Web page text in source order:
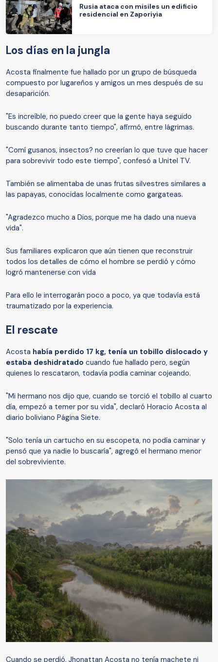
Rusia ataca con misiles un edificio
residencial en Zaporiyia
Los días en la jungla
Acosta finalmente fue hallado por un grupo de búsqueda
compuesto por lugareños y amigos un mes después de su
desaparición.
"Es increíble, no puedo creer que la gente haya seguido
buscando durante tanto tiempo", afirmó, entre lágrimas.
"Comí gusanos, insectos? no creerían lo que tuve que hacer
para sobrevivir todo este tiempo", confesó a Unitel TV.
También se alimentaba de unas frutas silvestres similares a
las papayas, conocidas localmente como gargateas.
"Agradezco mucho a Dios, porque me ha dado una nueva
vida".
Sus familiares explicaron que aún tienen que reconstruir
todos los detalles de cómo el hombre se perdió y cómo
logró mantenerse con vida
Para ello le interrogarán poco a poco, ya que todavía está
traumatizado por la experiencia.
El rescate
Acosta había perdido 17 kg, tenía un tobillo dislocado y
estaba deshidratado cuando fue hallado pero, según
quienes lo rescataron, todavía podía caminar cojeando.
"Mi hermano nos dijo que, cuando se torció el tobillo al cuarto
día, empezó a temer por su vida", declaró Horacio Acosta al
diario boliviano Página Siete.
"Solo tenía un cartucho en su escopeta, no podía caminar y
pensó que ya nadie lo buscaría", agregó el hermano menor
del sobreviviente.
Cuando se perdió, Jhonattan Acosta no tenía machete ni